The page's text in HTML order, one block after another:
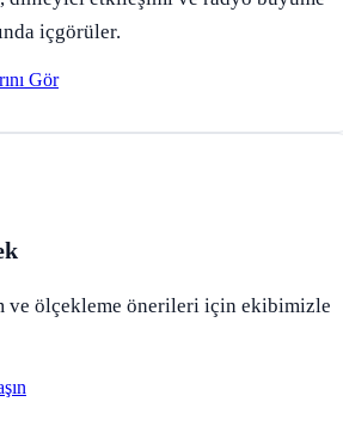
içgörüler.
Gör
ve ölçekleme önerileri için ekibimizle